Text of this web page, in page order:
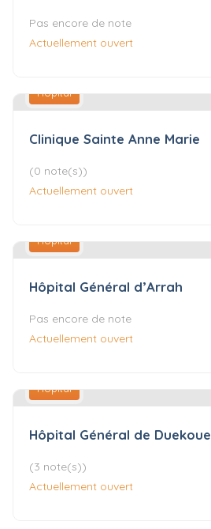
Pas encore de note
Actuellement ouvert
Hôpital
Clinique Sainte Anne Marie
(0 note(s))
Actuellement ouvert
Hôpital
Hôpital Général d’Arrah
Pas encore de note
Actuellement ouvert
Hôpital
Hôpital Général de Duekoue
(3 note(s))
Actuellement ouvert